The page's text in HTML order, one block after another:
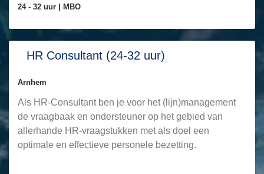
24 - 32 uur | MBO
HR Consultant (24-32 uur)
Arnhem
Als HR-Consultant ben je voor het (lijn)management
de vraagbaak en ondersteuner op het gebied van
allerhande HR-vraagstukken met als doel een
optimale en effectieve personele bezetting.